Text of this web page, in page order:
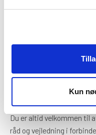
Kun
Når man er gift, har man
som begunstiget i
og livsforsikringer bør
Har du brug for
Du er altid velkommen til
råd og vejledning i